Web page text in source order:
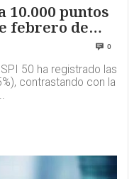
10.000 puntos
febrero de
0
50 ha registrado las
contrastando con la